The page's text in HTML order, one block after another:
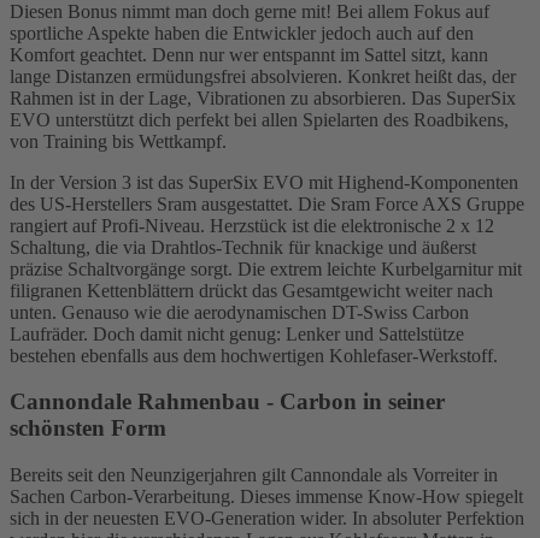
Diesen Bonus nimmt man doch gerne mit! Bei allem Fokus auf
sportliche Aspekte haben die Entwickler jedoch auch auf den
Komfort geachtet. Denn nur wer entspannt im Sattel sitzt, kann
lange Distanzen ermüdungsfrei absolvieren. Konkret heißt das, der
Rahmen ist in der Lage, Vibrationen zu absorbieren. Das SuperSix
EVO unterstützt dich perfekt bei allen Spielarten des Roadbikens,
von Training bis Wettkampf.
In der Version 3 ist das SuperSix EVO mit Highend-Komponenten
des US-Herstellers Sram ausgestattet. Die Sram Force AXS Gruppe
rangiert auf Profi-Niveau. Herzstück ist die elektronische 2 x 12
Schaltung, die via Drahtlos-Technik für knackige und äußerst
präzise Schaltvorgänge sorgt. Die extrem leichte Kurbelgarnitur mit
filigranen Kettenblättern drückt das Gesamtgewicht weiter nach
unten. Genauso wie die aerodynamischen DT-Swiss Carbon
Laufräder. Doch damit nicht genug: Lenker und Sattelstütze
bestehen ebenfalls aus dem hochwertigen Kohlefaser-Werkstoff.
Cannondale Rahmenbau - Carbon in seiner
schönsten Form
Bereits seit den Neunzigerjahren gilt Cannondale als Vorreiter in
Sachen Carbon-Verarbeitung. Dieses immense Know-How spiegelt
sich in der neuesten EVO-Generation wider. In absoluter Perfektion